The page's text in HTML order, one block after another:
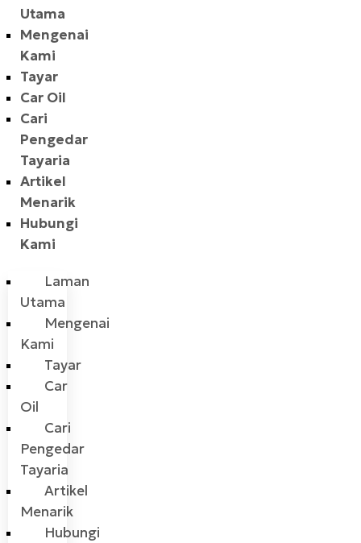
Utama
Mengenai
Kami
Tayar
Car Oil
Cari
Pengedar
Tayaria
Artikel
Menarik
Hubungi
Kami
Laman
Utama
Mengenai
Kami
Tayar
Car
Oil
Cari
Pengedar
Tayaria
Artikel
Menarik
Hubungi